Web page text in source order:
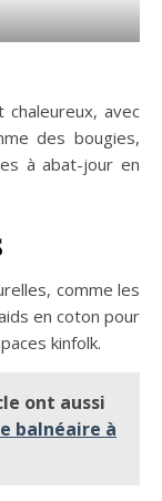
avec
des bougies,
à abat-jour en
comme les
en coton pour
kinfolk.
ont aussi
balnéaire à